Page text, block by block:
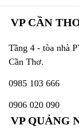
VP CẦN
Tầng 4 - tòa nhà
Cần Thơ.
0985 103 666
0906 020 090
VP QUẢNG